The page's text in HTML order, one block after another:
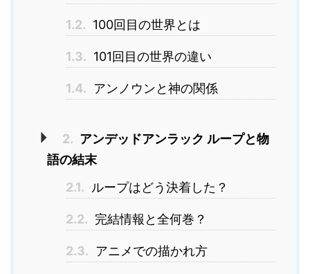
1.2. 100回目の世界とは
1.3. 101回目の世界の違い
1.4. アンノウンと神の関係
2. アンデッドアンラック ループと物
語の結末
2.1.
ループはどう決着した？
2.2. 完結情報と全何巻？
2.3. アニメでの描かれ方